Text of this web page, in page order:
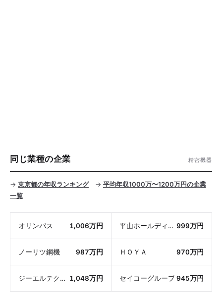
同じ業種の企業 精密機器
→ 東京都の年収ランキング→ 平均年収1000万〜1200万円の企業
一覧
オリンパス 1,006万円 平山ホールディングス 999万円
ノーリツ鋼機 987万円 ＨＯＹＡ 970万円
ジーエルテクノホールディングス 1,048万円 セイコーグループ 945万円